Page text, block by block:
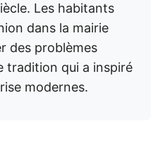
Les habitants
dans la mairie
des problèmes
tradition qui a inspiré
modernes.